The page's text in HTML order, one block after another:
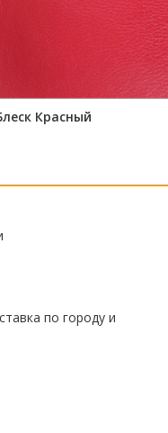
Красный
по городу и